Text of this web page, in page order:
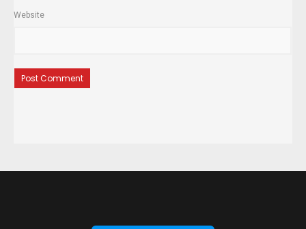
Website